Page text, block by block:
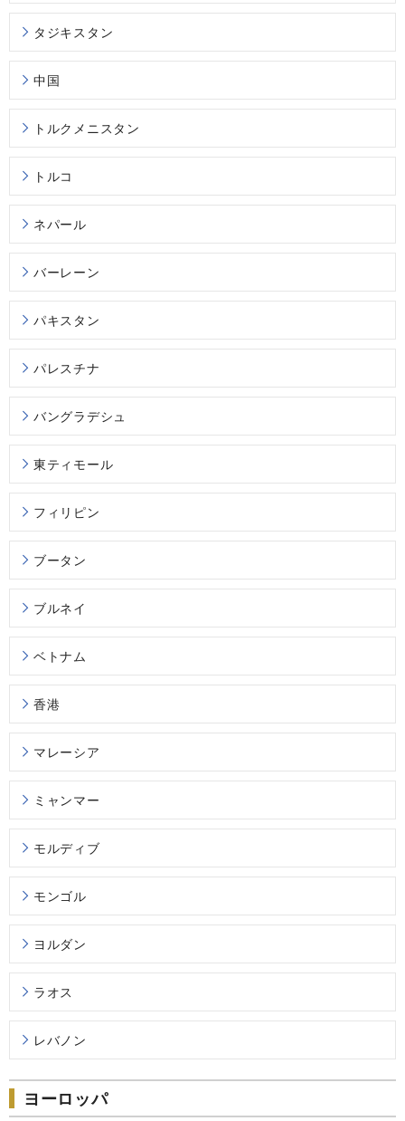
タジキスタン
中国
トルクメニスタン
トルコ
ネパール
バーレーン
パキスタン
パレスチナ
バングラデシュ
東ティモール
フィリピン
ブータン
ブルネイ
ベトナム
香港
マレーシア
ミャンマー
モルディブ
モンゴル
ヨルダン
ラオス
レバノン
ヨーロッパ